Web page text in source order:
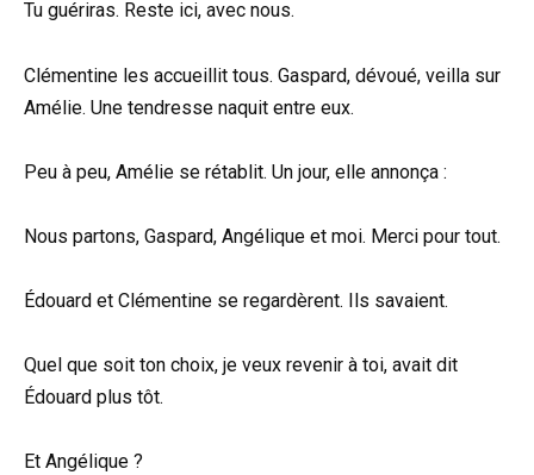
Tu guériras. Reste ici, avec nous.
Clémentine les accueillit tous. Gaspard, dévoué, veilla sur
Amélie. Une tendresse naquit entre eux.
Peu à peu, Amélie se rétablit. Un jour, elle annonça :
Nous partons, Gaspard, Angélique et moi. Merci pour tout.
Édouard et Clémentine se regardèrent. Ils savaient.
Quel que soit ton choix, je veux revenir à toi, avait dit
Édouard plus tôt.
Et Angélique ?